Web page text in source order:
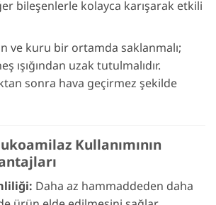
bileşenlerle kolayca karışarak etkili
ve kuru bir ortamda saklanmalı;
ışığından uzak tutulmalıdır.
sonra hava geçirmez şekilde
Kullanımının
Daha az hammaddeden daha